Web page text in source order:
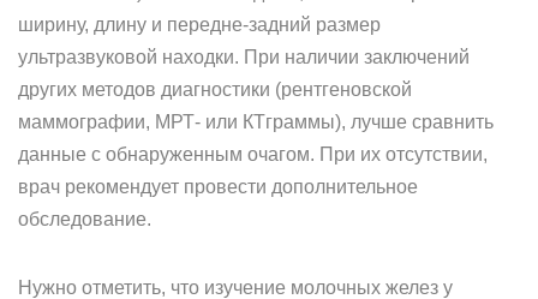
ширину, длину и передне-задний размер
ультразвуковой находки. При наличии заключений
других методов диагностики (рентгеновской
маммографии, МРТ- или КТграммы), лучше сравнить
данные с обнаруженным очагом. При их отсутствии,
врач рекомендует провести дополнительное
обследование.
Нужно отметить, что изучение молочных желез у